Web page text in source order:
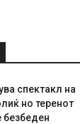
спектакл на
но теренот
безбеден